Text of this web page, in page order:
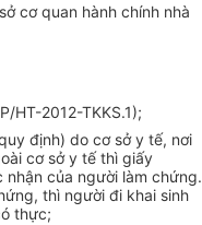
cơ quan hành chính nhà
HT-2012-TKKS.1);
định) do cơ sở y tế, nơi
cơ sở y tế thì giấy
của người làm chứng.
thì người đi khai sinh
thực;